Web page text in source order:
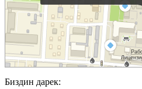
Биздин дарек: